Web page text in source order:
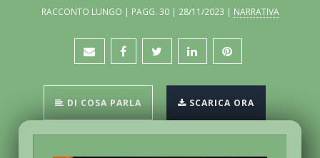
RACCONTO LUNGO | PAGG. 30 | 28/11/2023 | NARRATIVA
DI COSA PARLA SCARICA ORA